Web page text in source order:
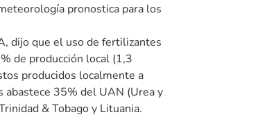
pronostica para los
dijo que el uso de fertilizantes
de producción local (1,3
producidos localmente a
abastece 35% del UAN (Urea y
& Tobago y Lituania.